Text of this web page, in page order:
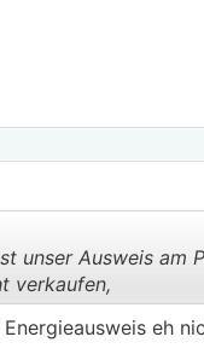
unser Ausweis am
verkaufen,
eh